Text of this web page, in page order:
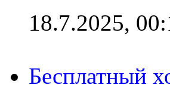
18.7.2025,
Бесплатный